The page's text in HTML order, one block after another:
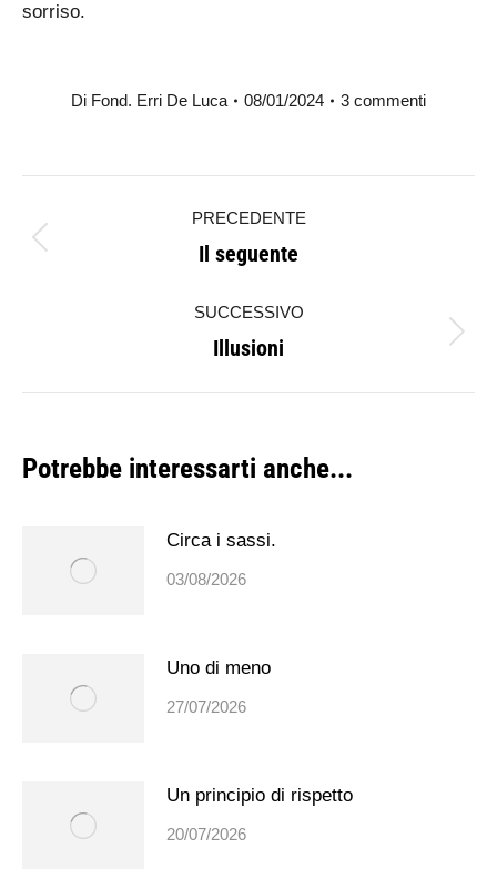
sorriso.
Di Fond. Erri De Luca 08/01/2024 3 commenti
tra
PRECEDENTE
Post
Il seguente
SUCCESSIVO
Prossimo
post:
Illusioni
Potrebbe interessarti anche...
Circa i sassi.
03/08/2026
Uno di meno
27/07/2026
Un principio di rispetto
20/07/2026